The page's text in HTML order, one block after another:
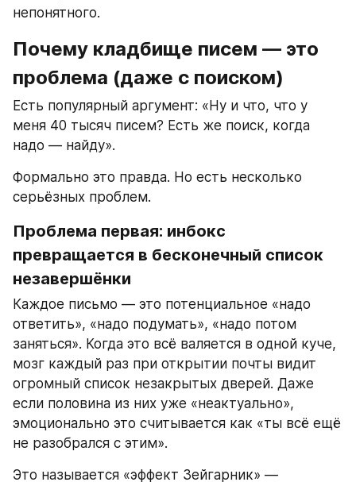
непонятного.
Почему кладбище писем — это
проблема (даже с поиском)
Есть популярный аргумент: «Ну и что, что у
меня 40 тысяч писем? Есть же поиск, когда
надо — найду».
Формально это правда. Но есть несколько
серьёзных проблем.
Проблема первая: инбокс
превращается в бесконечный список
незавершёнки
Каждое письмо — это потенциальное «надо
ответить», «надо подумать», «надо потом
заняться». Когда это всё валяется в одной куче,
мозг каждый раз при открытии почты видит
огромный список незакрытых дверей. Даже
если половина из них уже «неактуально»,
эмоционально это считывается как «ты всё ещё
не разобрался с этим».
Это называется «эффект Зейгарник» —